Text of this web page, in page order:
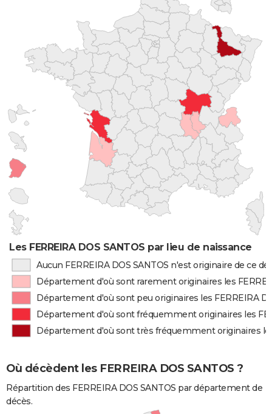
Les FERREIRA DOS SANTOS par lieu de naissance
Aucun FERREIRA DOS SANTOS n'est originaire de ce
Département d'où sont rarement originaires les
Département d'où sont peu originaires les FERREIRA
Département d'où sont fréquemment originaires les
Département d'où sont très fréquemment originaires les
Où décèdent les FERREIRA DOS SANTOS ?
Répartition des FERREIRA DOS SANTOS par département de
décès.